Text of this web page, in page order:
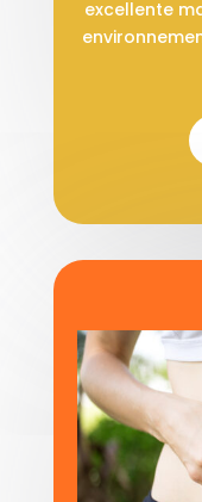
excellente